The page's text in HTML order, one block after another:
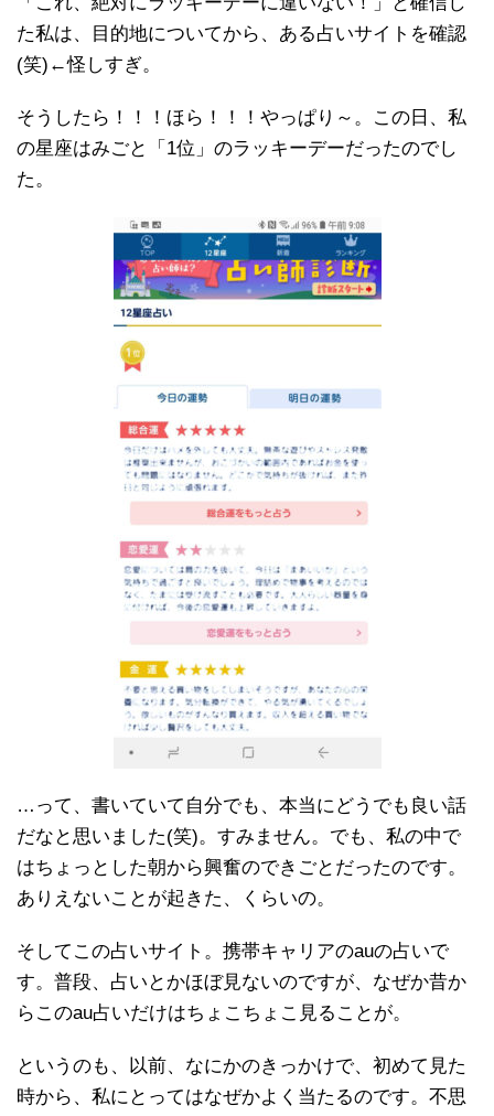
た私は、目的地についてから、ある占いサイトを確認
(笑)←怪しすぎ。
そうしたら！！！ほら！！！やっぱり～。この日、私
の星座はみごと「1位」のラッキーデーだったのでし
た。
…って、書いていて自分でも、本当にどうでも良い話
だなと思いました(笑)。すみません。でも、私の中で
はちょっとした朝から興奮のできごとだったのです。
ありえないことが起きた、くらいの。
そしてこの占いサイト。携帯キャリアのauの占いで
す。普段、占いとかほぼ見ないのですが、なぜか昔か
らこのau占いだけはちょこちょこ見ることが。
というのも、以前、なにかのきっかけで、初めて見た
時から、私にとってはなぜかよく当たるのです。不思